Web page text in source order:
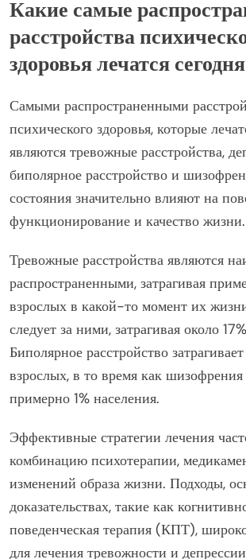
Какие самые
расстройства
здоровья лечатся
Самыми распространенными
психического здоровья, которые
являются тревожные расстройства,
биполярное расстройство и
состояния значительно влияют на
функционирование и качество жизни.
Тревожные расстройства являются
распространенными, затрагивая
взрослых в какой-то момент их
следует за ними, затрагивая около
Биполярное расстройство
взрослых, в то время как шизофрения
примерно 1% населения.
Эффективные стратегии лечения
комбинацию психотерапии,
изменений образа жизни. Подходы,
доказательствах, такие как
поведенческая терапия (КПТ),
для лечения тревожности и